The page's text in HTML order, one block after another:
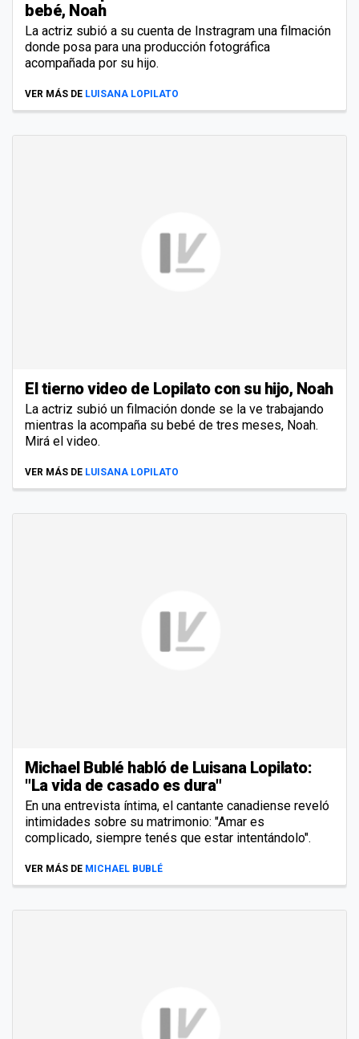
bebé, Noah
La actriz subió a su cuenta de Instragram una filmación
donde posa para una producción fotográfica
acompañada por su hijo.
VER MÁS DE LUISANA LOPILATO
El tierno video de Lopilato con su hijo, Noah
La actriz subió un filmación donde se la ve trabajando
mientras la acompaña su bebé de tres meses, Noah.
Mirá el video.
VER MÁS DE LUISANA LOPILATO
Michael Bublé habló de Luisana Lopilato:
"La vida de casado es dura"
En una entrevista íntima, el cantante canadiense reveló
intimidades sobre su matrimonio: "Amar es
complicado, siempre tenés que estar intentándolo".
VER MÁS DE MICHAEL BUBLÉ